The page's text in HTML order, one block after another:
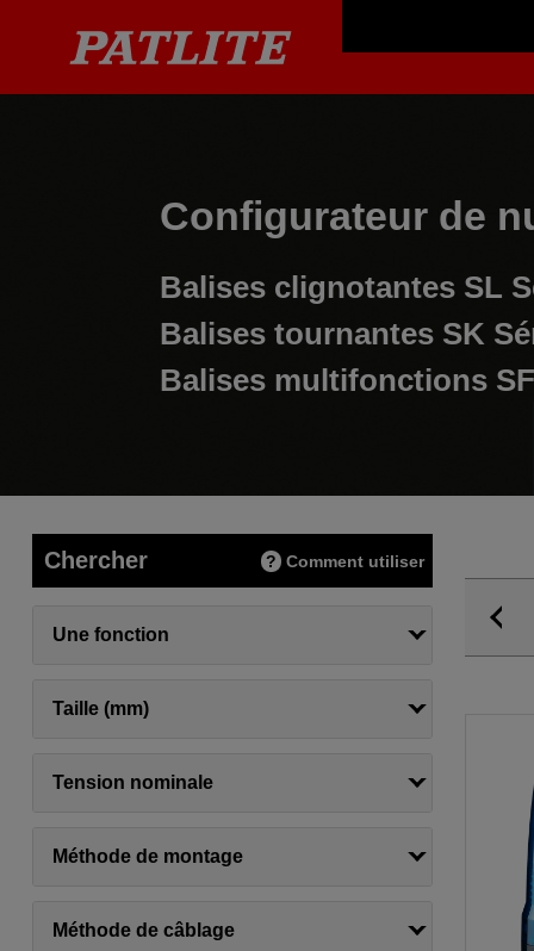
Chercher Comment utiliser
Une fonction
Taille (mm)
Tension nominale
Méthode de montage
Méthode de câblage
Configurateur de
Balises clignotantes SL
Balises tournantes SK
Balises multifonctions